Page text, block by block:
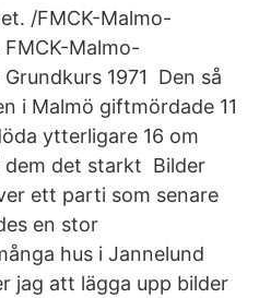
/FMCK-Malmo-
Malmo-
1971 Den så
i Malmö giftmördade 11
ytterligare 16 om
det starkt Bilder
ett parti som senare
en stor
hus i Jannelund
jag att lägga upp bilder